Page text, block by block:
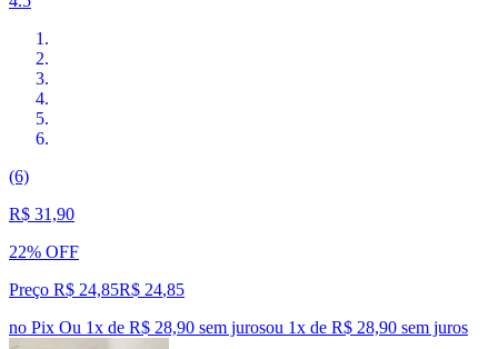
(6)
R$ 31,90
22% OFF
Preço R$ 24,85R$ 24,85
no Pix Ou 1x de R$ 28,90 sem jurosou 1x de R$ 28,90 sem juros